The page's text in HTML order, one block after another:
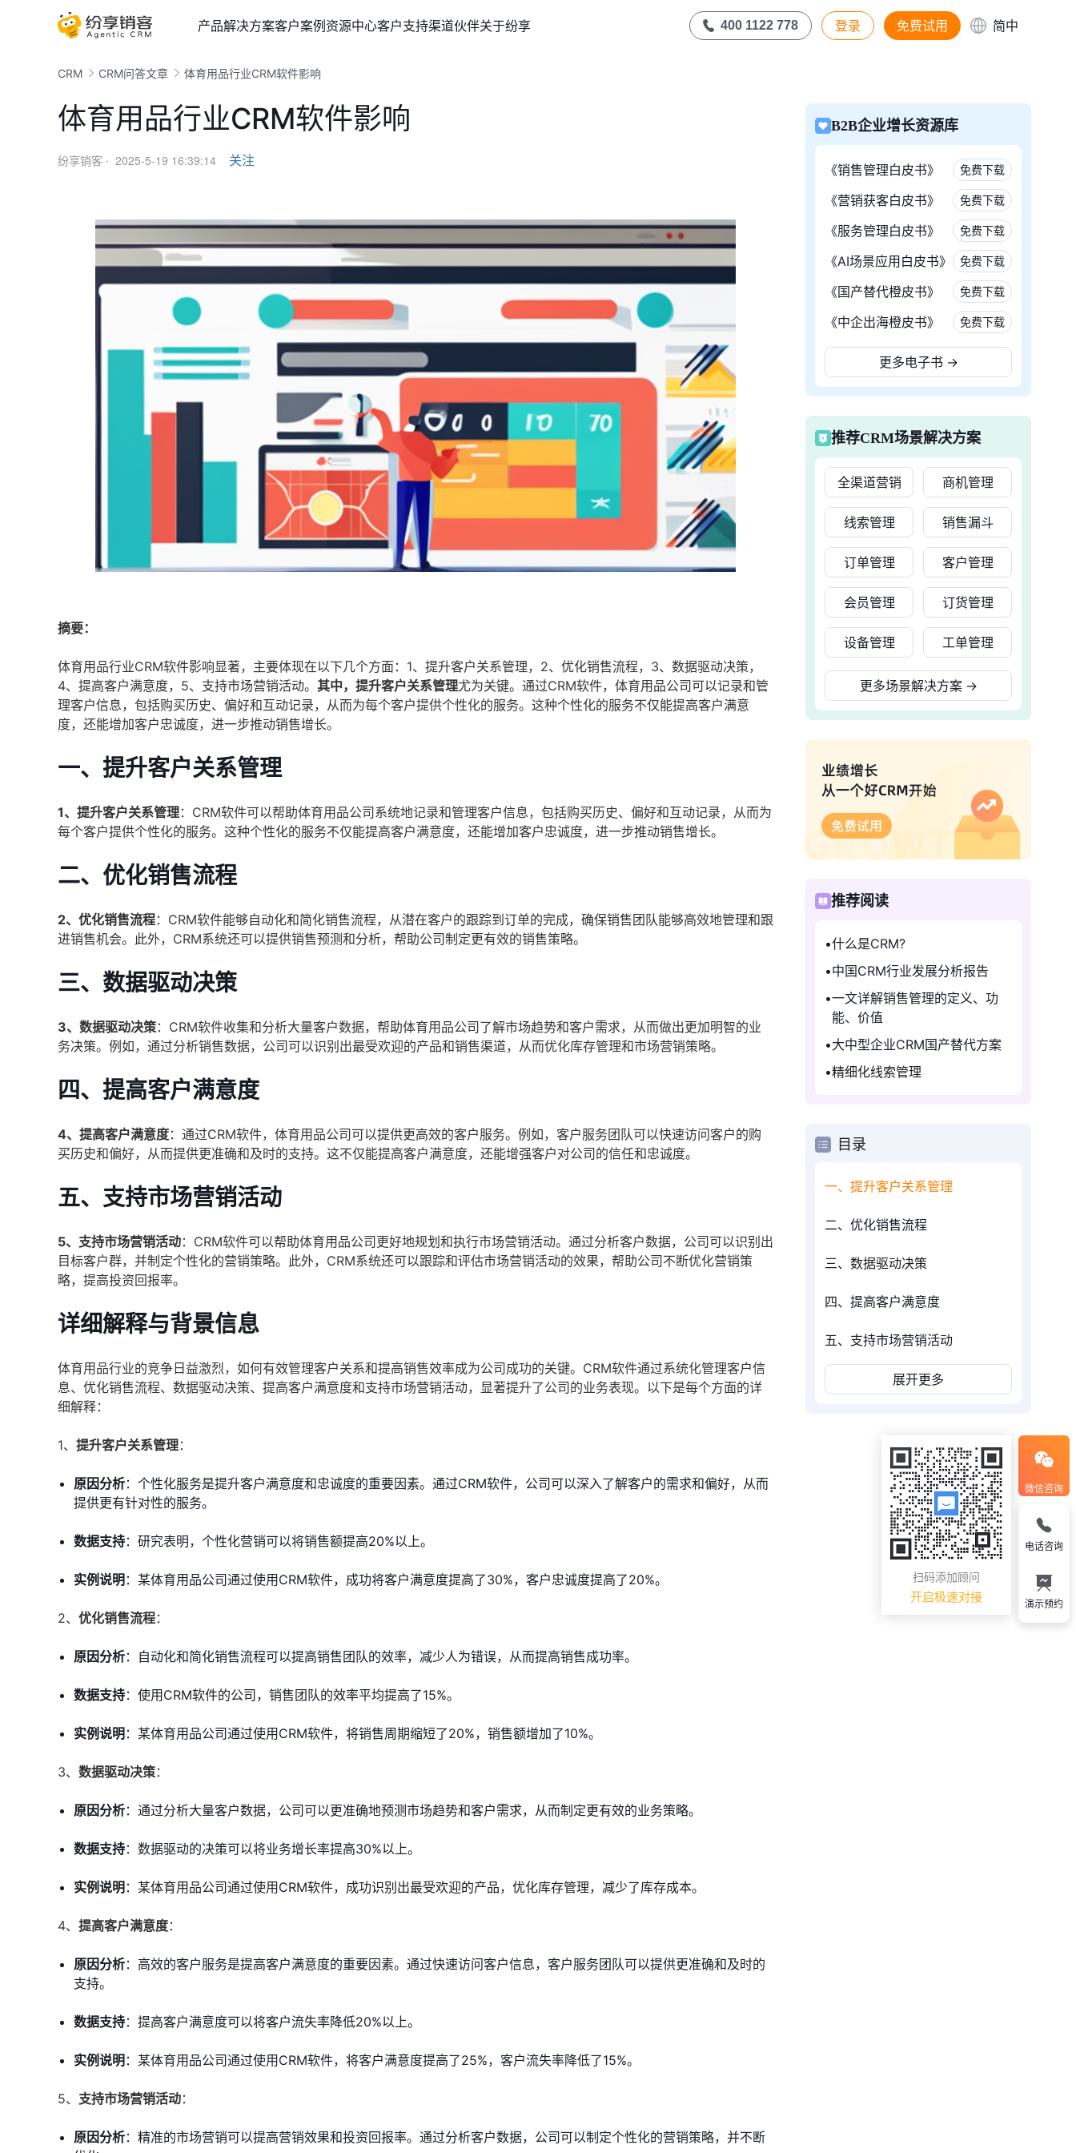
产品解决方案客户案例资源中心客户支持渠道伙伴关于纷享 400 1122 778 登录 免费试用 简中
CRM CRM问答文章 体育用品行业CRM软件影响
体育用品行业CRM软件影响
纷享销客 · 2025-5-19 16:39:14 关注
摘要：
体育用品行业CRM软件影响显著，主要体现在以下几个方面：1、提升客户关系管理，2、优化销售流程，3、数据驱动决策，
4、提高客户满意度，5、支持市场营销活动。 其中，提升客户关系管理尤为关键。通过CRM软件，体育用品公司可以记录和管
理客户信息，包括购买历史、偏好和互动记录，从而为每个客户提供个性化的服务。这种个性化的服务不仅能提高客户满意
度，还能增加客户忠诚度，进一步推动销售增长。
一、提升客户关系管理
1、提升客户关系管理：CRM软件可以帮助体育用品公司系统地记录和管理客户信息，包括购买历史、偏好和互动记录，从而为
每个客户提供个性化的服务。这种个性化的服务不仅能提高客户满意度，还能增加客户忠诚度，进一步推动销售增长。
二、优化销售流程
2、优化销售流程：CRM软件能够自动化和简化销售流程，从潜在客户的跟踪到订单的完成，确保销售团队能够高效地管理和跟
进销售机会。此外，CRM系统还可以提供销售预测和分析，帮助公司制定更有效的销售策略。
三、数据驱动决策
3、数据驱动决策：CRM软件收集和分析大量客户数据，帮助体育用品公司了解市场趋势和客户需求，从而做出更加明智的业
务决策。例如，通过分析销售数据，公司可以识别出最受欢迎的产品和销售渠道，从而优化库存管理和市场营销策略。
四、提高客户满意度
4、提高客户满意度：通过CRM软件，体育用品公司可以提供更高效的客户服务。例如，客户服务团队可以快速访问客户的购
买历史和偏好，从而提供更准确和及时的支持。这不仅能提高客户满意度，还能增强客户对公司的信任和忠诚度。
五、支持市场营销活动
5、支持市场营销活动：CRM软件可以帮助体育用品公司更好地规划和执行市场营销活动。通过分析客户数据，公司可以识别出
目标客户群，并制定个性化的营销策略。此外，CRM系统还可以跟踪和评估市场营销活动的效果，帮助公司不断优化营销策
略，提高投资回报率。
详细解释与背景信息
体育用品行业的竞争日益激烈，如何有效管理客户关系和提高销售效率成为公司成功的关键。CRM软件通过系统化管理客户信
息、优化销售流程、数据驱动决策、提高客户满意度和支持市场营销活动，显著提升了公司的业务表现。以下是每个方面的详
细解释：
1、 提升客户关系管理：
原因分析：个性化服务是提升客户满意度和忠诚度的重要因素。通过CRM软件，公司可以深入了解客户的需求和偏好，从而
提供更有针对性的服务。
数据支持：研究表明，个性化营销可以将销售额提高20%以上。
实例说明 ：某体育用品公司通过使用CRM软件，成功将客户满意度提高了30%，客户忠诚度提高了20%。
2、 优化销售流程：
原因分析：自动化和简化销售流程可以提高销售团队的效率，减少人为错误，从而提高销售成功率。
数据支持：使用CRM软件的公司，销售团队的效率平均提高了15%。
实例说明 ：某体育用品公司通过使用CRM软件，将销售周期缩短了20%，销售额增加了10%。
3、 数据驱动决策：
原因分析：通过分析大量客户数据，公司可以更准确地预测市场趋势和客户需求，从而制定更有效的业务策略。
数据支持：数据驱动的决策可以将业务增长率提高30%以上。
实例说明 ：某体育用品公司通过使用CRM软件，成功识别出最受欢迎的产品，优化库存管理，减少了库存成本。
4、 提高客户满意度：
原因分析：高效的客户服务是提高客户满意度的重要因素。通过快速访问客户信息，客户服务团队可以提供更准确和及时的
支持。
数据支持：提高客户满意度可以将客户流失率降低20%以上。
实例说明 ：某体育用品公司通过使用CRM软件，将客户满意度提高了25%，客户流失率降低了15%。
5、 支持市场营销活动：
原因分析：精准的市场营销可以提高营销效果和投资回报率。通过分析客户数据，公司可以制定个性化的营销策略，并不断
B2B企业增长资源库
《销售管理白皮书》 免费下载
《营销获客白皮书》 免费下载
《服务管理白皮书》 免费下载
《AI场景应用白皮书》 免费下载
《国产替代橙皮书》 免费下载
《中企出海橙皮书》 免费下载
更多电子书 →
推荐CRM场景解决方案
全渠道营销 商机管理
线索管理 销售漏斗
订单管理 客户管理
会员管理 订货管理
设备管理 工单管理
更多场景解决方案 →
推荐阅读
什么是CRM?
中国CRM行业发展分析报告
一文详解销售管理的定义、功
能、价值
大中型企业CRM国产替代方案
精细化线索管理
目录
一、提升客户关系管理
二、优化销售流程
三、数据驱动决策
四、提高客户满意度
五、支持市场营销活动
展开更多
微信咨询
扫码添加顾问
开启极速对接
电话咨询
演示预约